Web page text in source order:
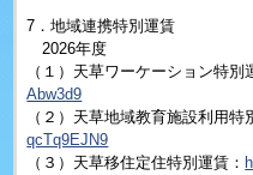
7．地域連携特別運賃
2026年度
（１）天草ワーケーション特別
Abw3d9
（２）天草地域教育施設利用特
qcTq9EJN9
（３）天草移住定住特別運賃：